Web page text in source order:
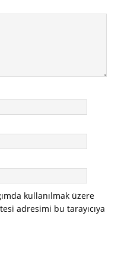
kullanılmak üzere
adresimi bu tarayıcıya